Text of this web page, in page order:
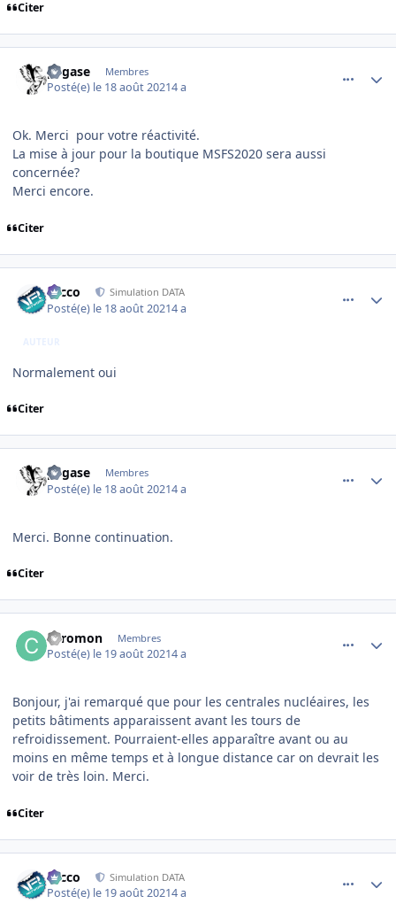
Citer
pegase Membres
Posté(e) le 18 août 20214 a
Ok. Merci pour votre réactivité.
La mise à jour pour la boutique MSFS2020 sera aussi
concernée?
Merci encore.
Citer
Nicco Simulation DATA
Posté(e) le 18 août 20214 a
AUTEUR
Normalement oui
Citer
pegase Membres
Posté(e) le 18 août 20214 a
Merci. Bonne continuation.
Citer
coromon Membres
Posté(e) le 19 août 20214 a
Bonjour, j'ai remarqué que pour les centrales nucléaires, les
petits bâtiments apparaissent avant les tours de
refroidissement. Pourraient-elles apparaître avant ou au
moins en même temps et à longue distance car on devrait les
voir de très loin. Merci.
Citer
Nicco Simulation DATA
Posté(e) le 19 août 20214 a